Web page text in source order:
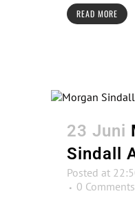
READ MORE
23 Juni
Sindall
Posted at
0 Comments